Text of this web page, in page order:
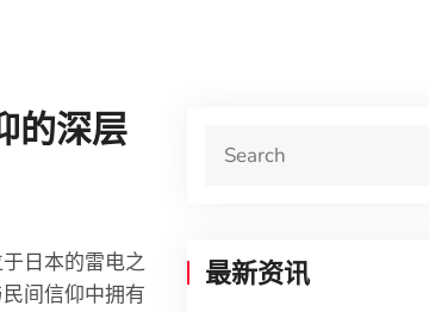
的深层
日本的雷电之
间信仰中拥有
最新资讯